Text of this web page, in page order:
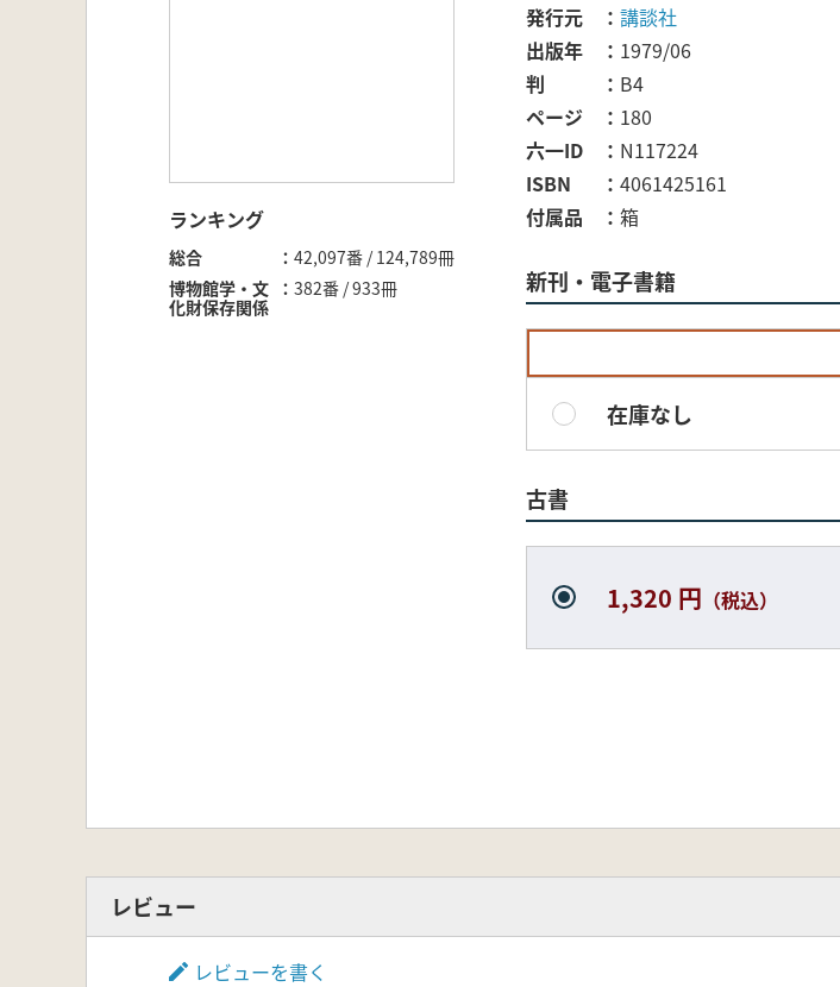
ランキング
総合
42,097番 / 124,789冊
博物館学・文
化財保存関係
382番 / 933冊
発行元
講談社
出版年
1979/06
判
B4
ページ
180
六一ID
N117224
ISBN
4061425161
付属品
箱
新刊・電子書籍
在庫なし
古書
1,320 円 （税込）
レビュー
レビューを書く